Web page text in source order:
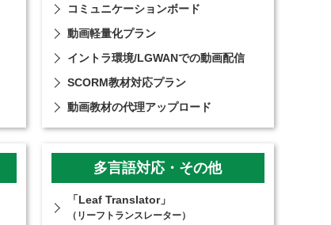
コミュニケーションボード
動画軽量化プラン
イントラ環境/LGWANでの動画配信
SCORM教材対応プラン
動画教材の代理アップロード
多言語対応・その他
「Leaf Translator」
（リーフトランスレーター）